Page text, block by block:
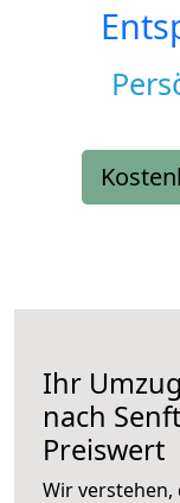
Ihr
nach
Preiswert
Wir verstehen,